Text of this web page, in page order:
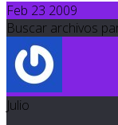
Feb 23 2009
Buscar archivos
Julio